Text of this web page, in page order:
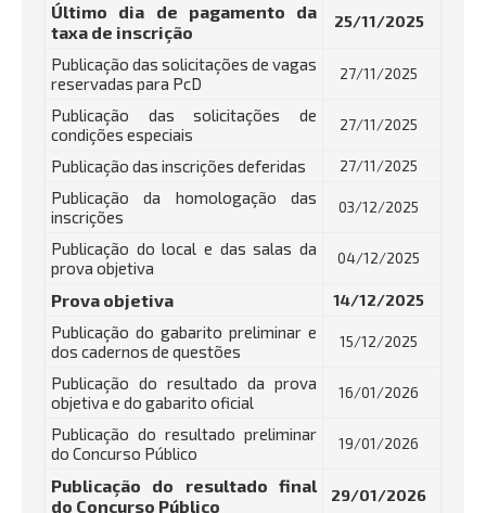
Último dia de pagamento da
taxa de inscrição
25/11/2025
Publicação das solicitações de vagas
reservadas para PcD
27/11/2025
Publicação das solicitações de
condições especiais
27/11/2025
Publicação das inscrições deferidas 27/11/2025
Publicação da homologação das
inscrições
03/12/2025
Publicação do local e das salas da
prova objetiva
04/12/2025
Prova objetiva 14/12/2025
Publicação do gabarito preliminar e
dos cadernos de questões
15/12/2025
Publicação do resultado da prova
objetiva e do gabarito oficial
16/01/2026
Publicação do resultado preliminar
do Concurso Público
19/01/2026
Publicação do resultado final
do Concurso Público
29/01/2026